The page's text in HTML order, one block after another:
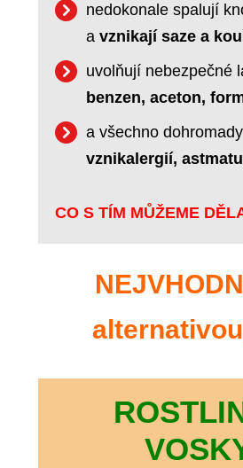
nedokonale spalují
avznikají saze a
uvolňují nebezpečné
benzen, aceton,
a všechno
vznikalergií,
CO S TÍM MŮŽEME